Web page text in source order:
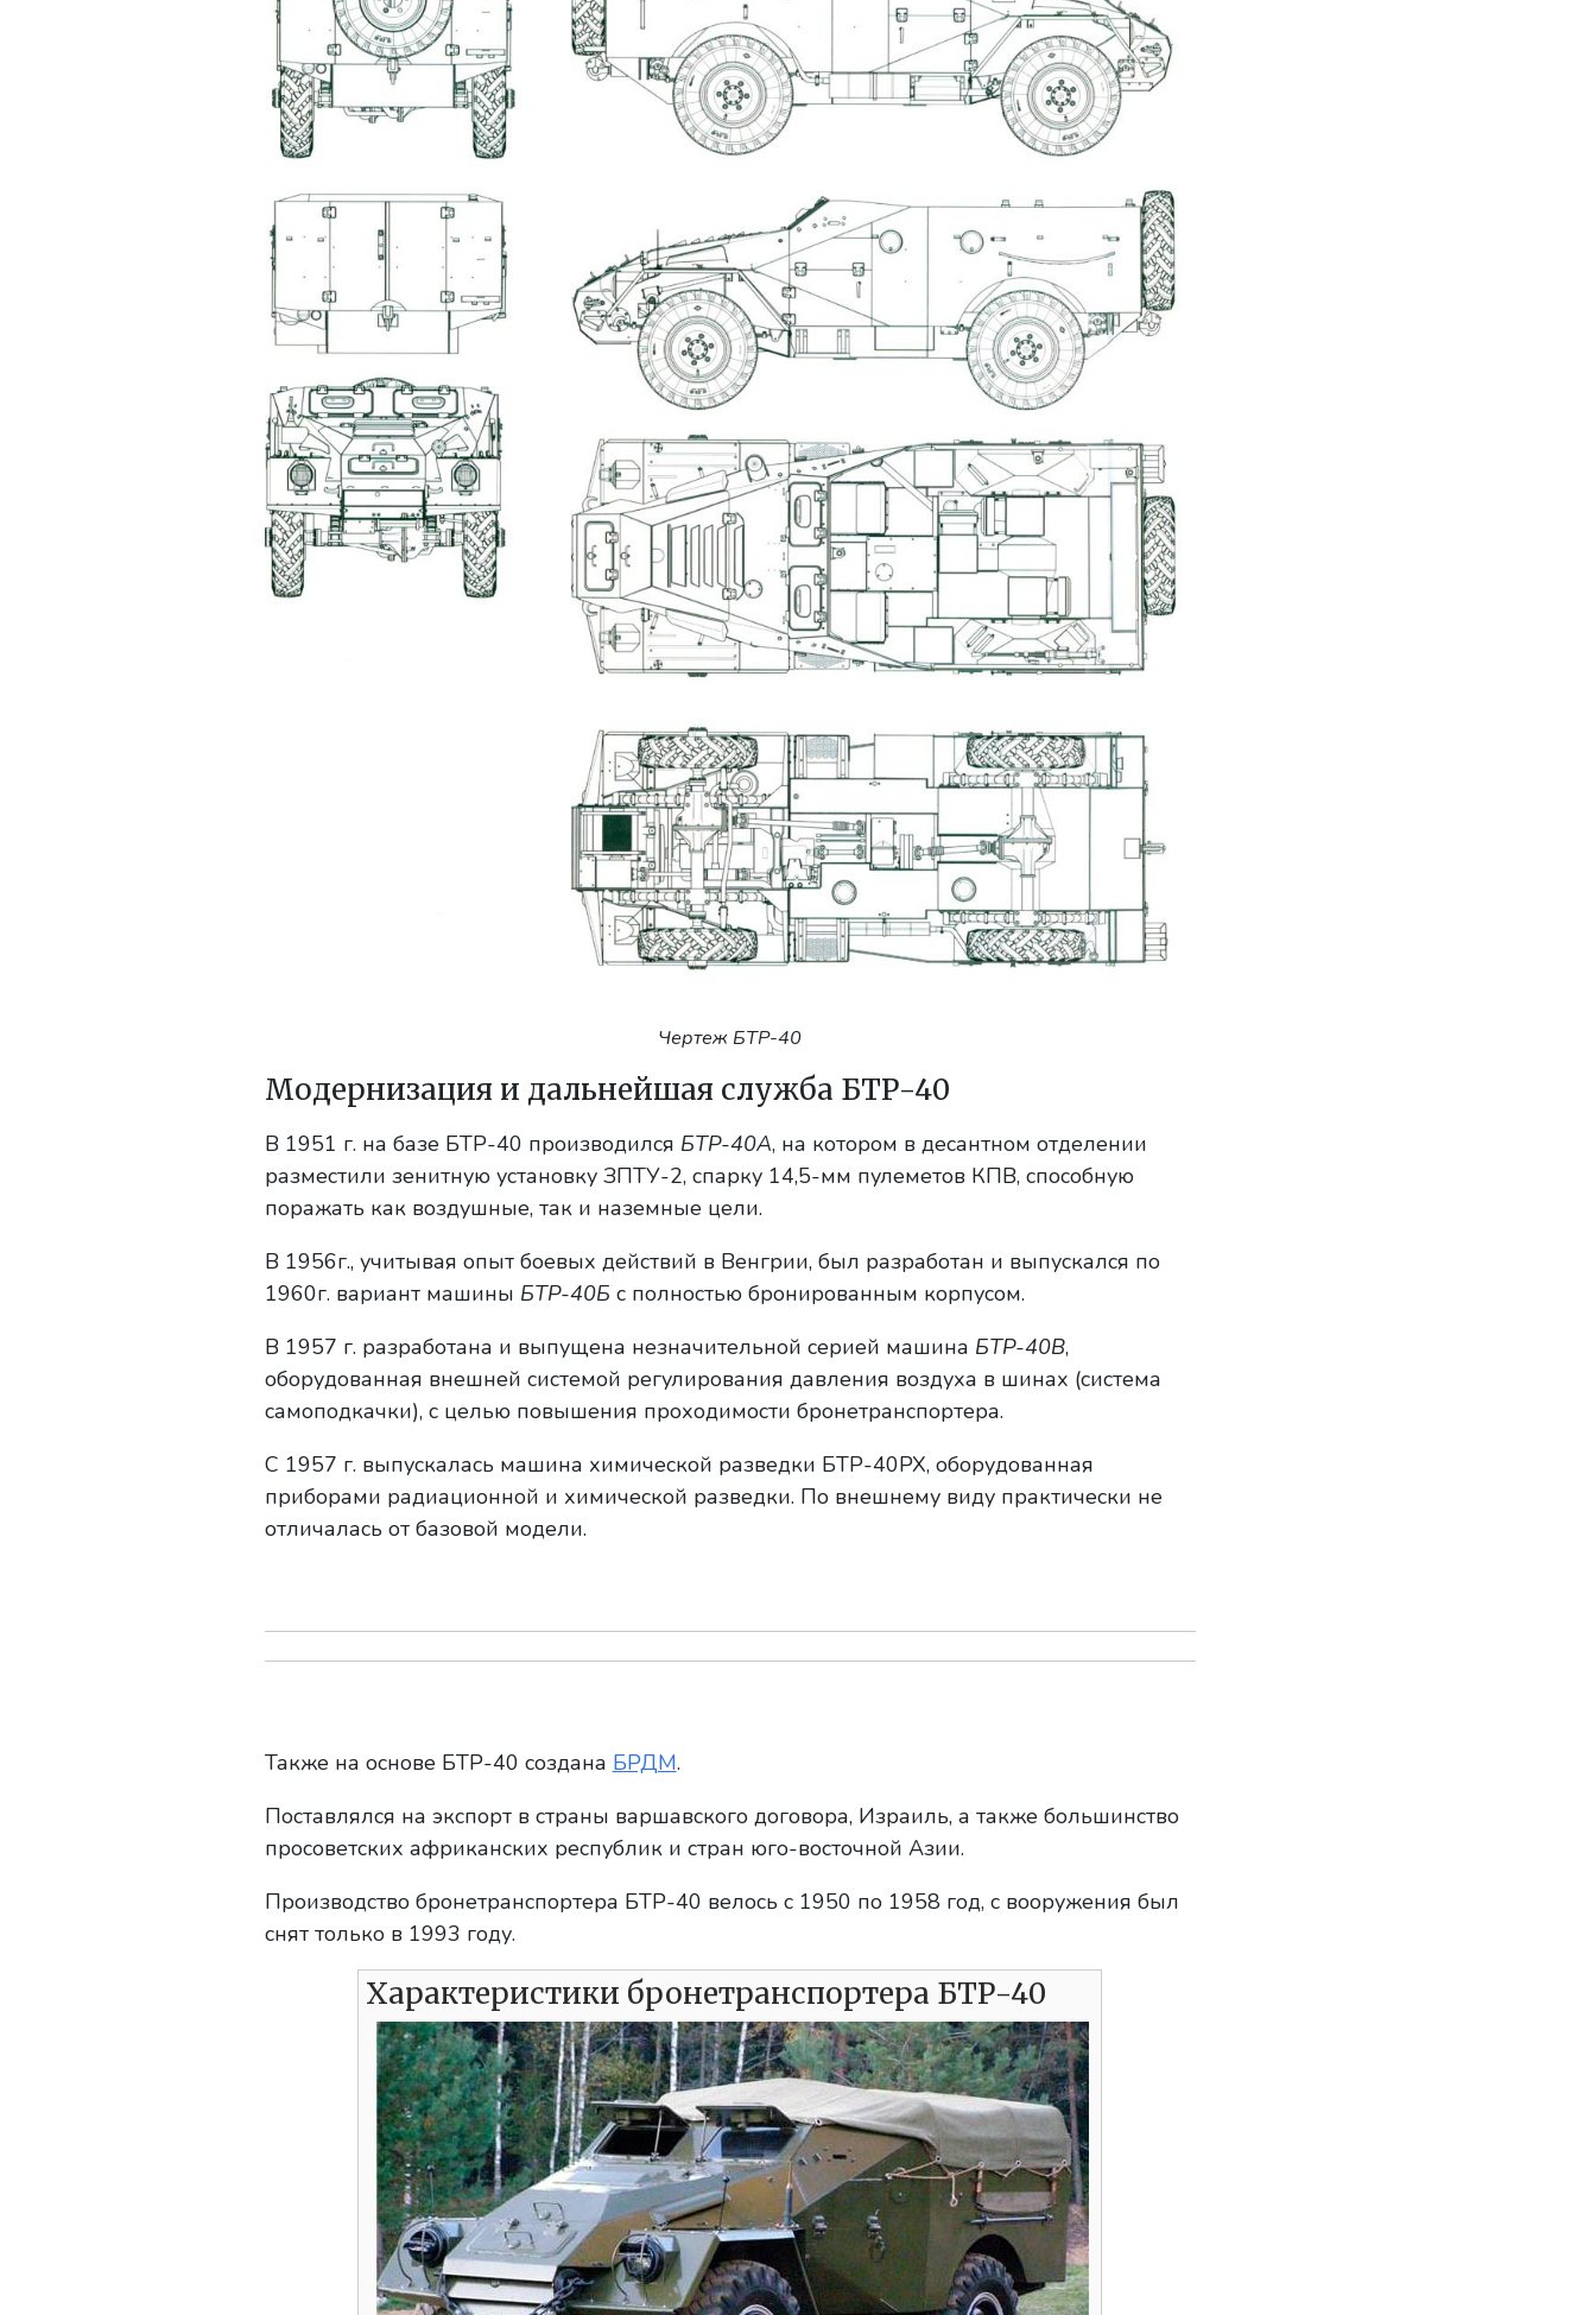
Чертеж БТР-40
Модернизация и дальнейшая служба БТР-40
В 1951 г. на базе БТР-40 производился БТР-40А, на котором в десантном отделении
разместили зенитную установку ЗПТУ-2, спарку 14,5-мм пулеметов КПВ, способную
поражать как воздушные, так и наземные цели.
В 1956г., учитывая опыт боевых действий в Венгрии, был разработан и выпускался по
1960г. вариант машины БТР-40Б с полностью бронированным корпусом.
В 1957 г. разработана и выпущена незначительной серией машина БТР-40В,
оборудованная внешней системой регулирования давления воздуха в шинах (система
самоподкачки), с целью повышения проходимости бронетранспортера.
С 1957 г. выпускалась машина химической разведки БТР-40РХ, оборудованная
приборами радиационной и химической разведки. По внешнему виду практически не
отличалась от базовой модели.
Также на основе БТР-40 создана БРДМ.
Поставлялся на экспорт в страны варшавского договора, Израиль, а также большинство
просоветских африканских республик и стран юго-восточной Азии.
Производство бронетранспортера БТР-40 велось с 1950 по 1958 год, с вооружения был
снят только в 1993 году.
Характеристики бронетранспортера БТР-40